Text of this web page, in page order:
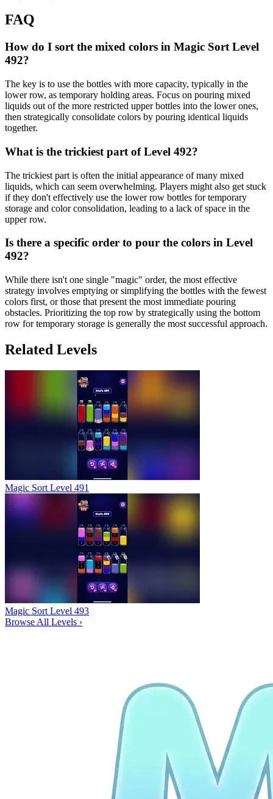
FAQ
How do I sort the mixed colors in Magic Sort Level
492?
The key is to use the bottles with more capacity, typically in the
lower row, as temporary holding areas. Focus on pouring mixed
liquids out of the more restricted upper bottles into the lower ones,
then strategically consolidate colors by pouring identical liquids
together.
What is the trickiest part of Level 492?
The trickiest part is often the initial appearance of many mixed
liquids, which can seem overwhelming. Players might also get stuck
if they don't effectively use the lower row bottles for temporary
storage and color consolidation, leading to a lack of space in the
upper row.
Is there a specific order to pour the colors in Level
492?
While there isn't one single "magic" order, the most effective
strategy involves emptying or simplifying the bottles with the fewest
colors first, or those that present the most immediate pouring
obstacles. Prioritizing the top row by strategically using the bottom
row for temporary storage is generally the most successful approach.
Related Levels
Magic Sort Level 491
Magic Sort Level 493
Browse All Levels ›